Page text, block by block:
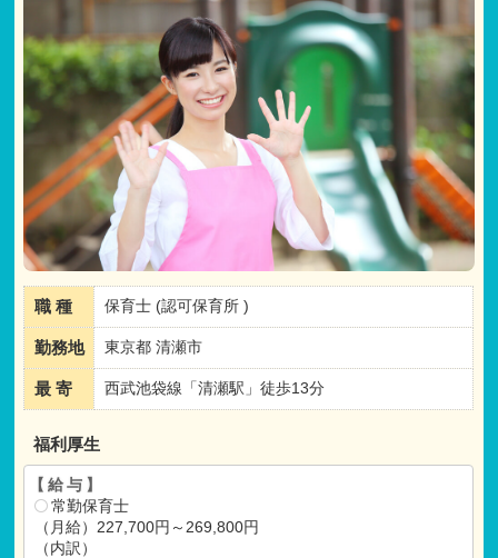
職 種 保育士 (認可保育所 )
勤務地 東京都 清瀬市
最 寄 西武池袋線「清瀬駅」徒歩13分
福利厚生
【給与】
常勤保育士
（月給）227,700円～269,800円
（内訳）